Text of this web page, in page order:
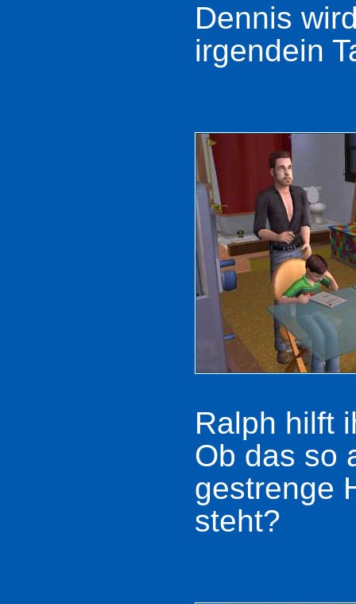
Dennis
irgendein
Ralph hilft
Ob das so
gestrenge
steht?